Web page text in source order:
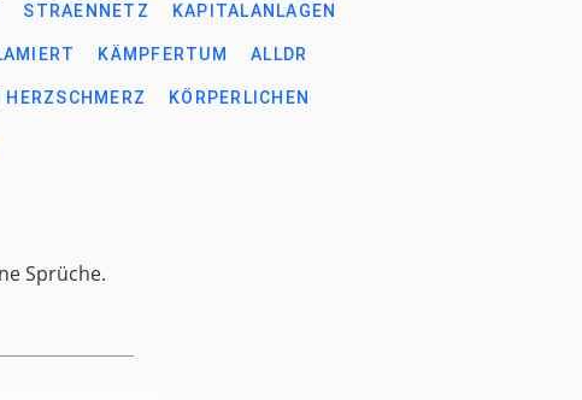
STRAENNETZ KAPITALANLAGEN
KÄMPFERTUM ALLDR
KÖRPERLICHEN
Sprüche.